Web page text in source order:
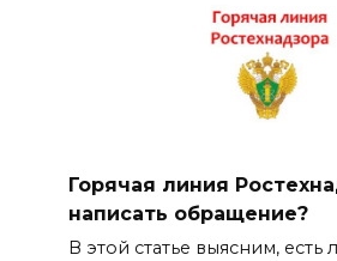
Горячая линия
написать обращение?
В этой статье выясним, есть